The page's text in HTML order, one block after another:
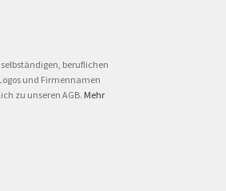
beruflichen
und Firmennamen
zu unseren AGB. Mehr